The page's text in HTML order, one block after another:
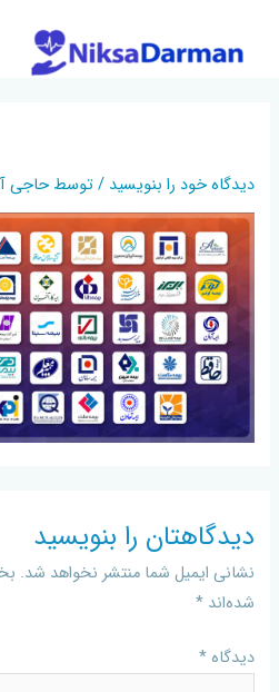
دیدگاه‌ خود را بنویسید / توسطحاجی
دیدگاهتان را بنویسید
نشانی ایمیل شما منتشر نخواهد شد.
شده‌اند*
دیدگاه*